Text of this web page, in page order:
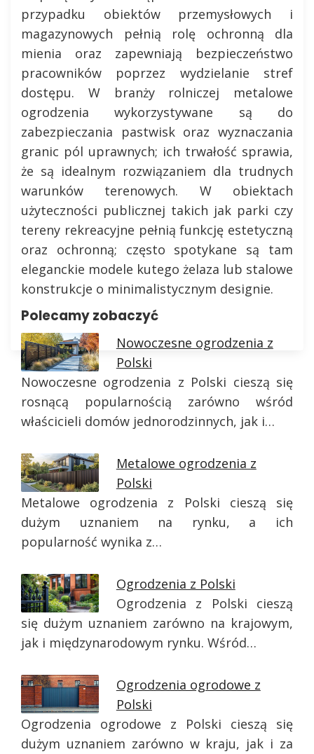
przypadku obiektów przemysłowych i
magazynowych pełnią rolę ochronną dla
mienia oraz zapewniają bezpieczeństwo
pracowników poprzez wydzielanie stref
dostępu. W branży rolniczej metalowe
ogrodzenia wykorzystywane są do
zabezpieczania pastwisk oraz wyznaczania
granic pól uprawnych; ich trwałość sprawia,
że są idealnym rozwiązaniem dla trudnych
warunków terenowych. W obiektach
użyteczności publicznej takich jak parki czy
tereny rekreacyjne pełnią funkcję estetyczną
oraz ochronną; często spotykane są tam
eleganckie modele kutego żelaza lub stalowe
konstrukcje o minimalistycznym designie.
Polecamy zobaczyć
Nowoczesne ogrodzenia z
Polski
Nowoczesne ogrodzenia z Polski cieszą się
rosnącą popularnością zarówno wśród
właścicieli domów jednorodzinnych, jak i…
Metalowe ogrodzenia z
Polski
Metalowe ogrodzenia z Polski cieszą się
dużym uznaniem na rynku, a ich
popularność wynika z…
Ogrodzenia z Polski
Ogrodzenia z Polski cieszą
się dużym uznaniem zarówno na krajowym,
jak i międzynarodowym rynku. Wśród…
Ogrodzenia ogrodowe z
Polski
Ogrodzenia ogrodowe z Polski cieszą się
dużym uznaniem zarówno w kraju, jak i za